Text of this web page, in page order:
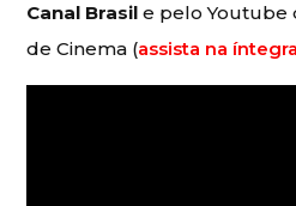
Canal Brasil e pelo Youtube
de Cinema (assista na íntegra